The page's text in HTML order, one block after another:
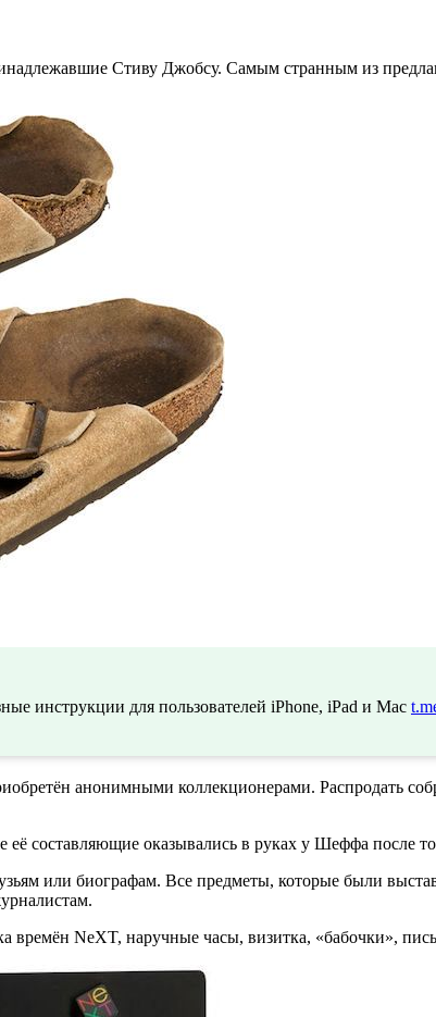
Стиву Джобсу. Самым странным из
инструкции для пользователей iPhone, iPad и Mac
анонимными коллекционерами. Распродать
её составляющие оказывались в руках у Шеффа после
или биографам. Все предметы, которые были
времён NeXT, наручные часы, визитка, «бабочки»,